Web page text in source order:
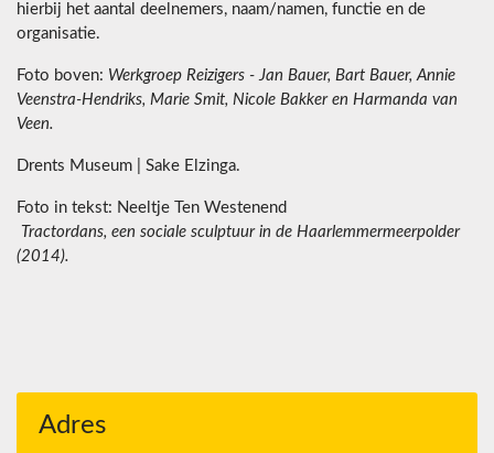
hierbij het aantal deelnemers, naam/namen, functie en de
organisatie.
Foto boven: Werkgroep Reizigers - Jan Bauer, Bart Bauer, Annie
Veenstra-Hendriks, Marie Smit, Nicole Bakker en Harmanda van
Veen.
Drents Museum | Sake Elzinga.
Foto in tekst: Neeltje Ten Westenend
Tractordans, een sociale sculptuur in de Haarlemmermeerpolder
(2014).
Adres